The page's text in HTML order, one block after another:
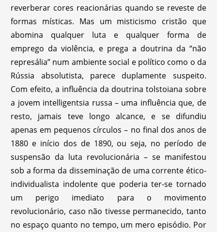
reverberar cores reacionárias quando se reveste de
formas místicas. Mas um misticismo cristão que
abomina qualquer luta e qualquer forma de
emprego da violência, e prega a doutrina da “não
represália” num ambiente social e político como o da
Rússia absolutista, parece duplamente suspeito.
Com efeito, a influência da doutrina tolstoiana sobre
a jovem intelligentsia russa – uma influência que, de
resto, jamais teve longo alcance, e se difundiu
apenas em pequenos círculos – no final dos anos de
1880 e início dos de 1890, ou seja, no período de
suspensão da luta revolucionária – se manifestou
sob a forma da disseminação de uma corrente ético-
individualista indolente que poderia ter-se tornado
um perigo imediato para o movimento
revolucionário, caso não tivesse permanecido, tanto
no espaço quanto no tempo, um mero episódio. Por